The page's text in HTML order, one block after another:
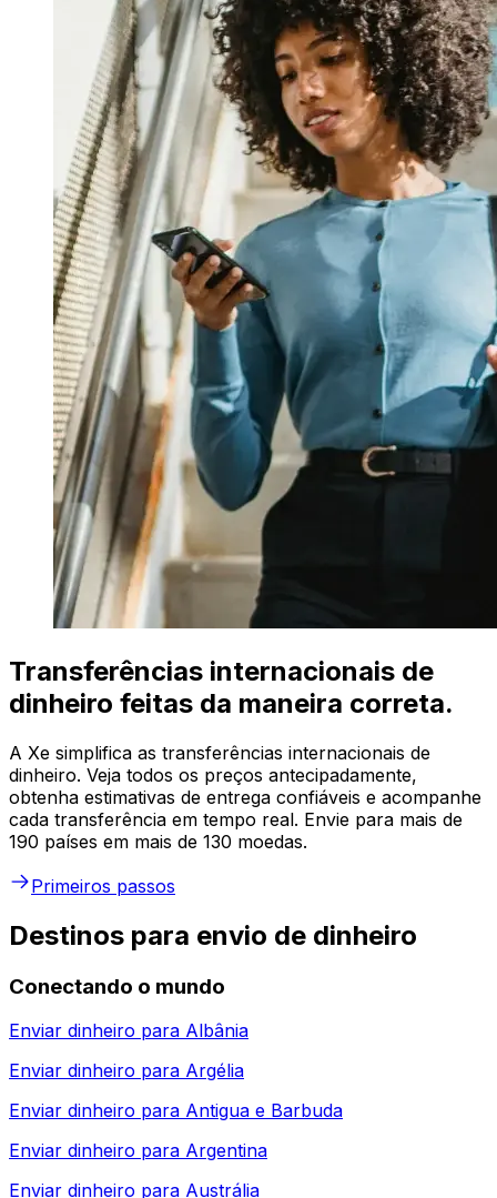
Transferências internacionais de
dinheiro feitas da maneira correta.
A Xe simplifica as transferências internacionais de
dinheiro. Veja todos os preços antecipadamente,
obtenha estimativas de entrega confiáveis e acompanhe
cada transferência em tempo real. Envie para mais de
190 países em mais de 130 moedas.
Primeiros passos
Destinos para envio de dinheiro
Conectando o mundo
Enviar dinheiro para Albânia
Enviar dinheiro para Argélia
Enviar dinheiro para Antigua e Barbuda
Enviar dinheiro para Argentina
Enviar dinheiro para Austrália